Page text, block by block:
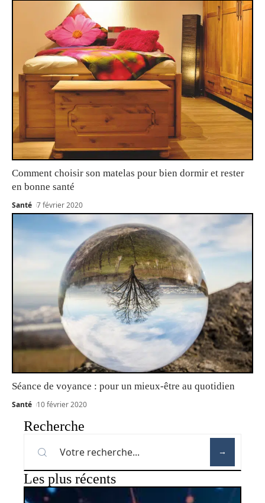
Comment choisir son matelas pour bien dormir et rester
en bonne santé
Santé 7 février 2020
Séance de voyance : pour un mieux-être au quotidien
Santé 10 février 2020
Recherche
Les plus récents